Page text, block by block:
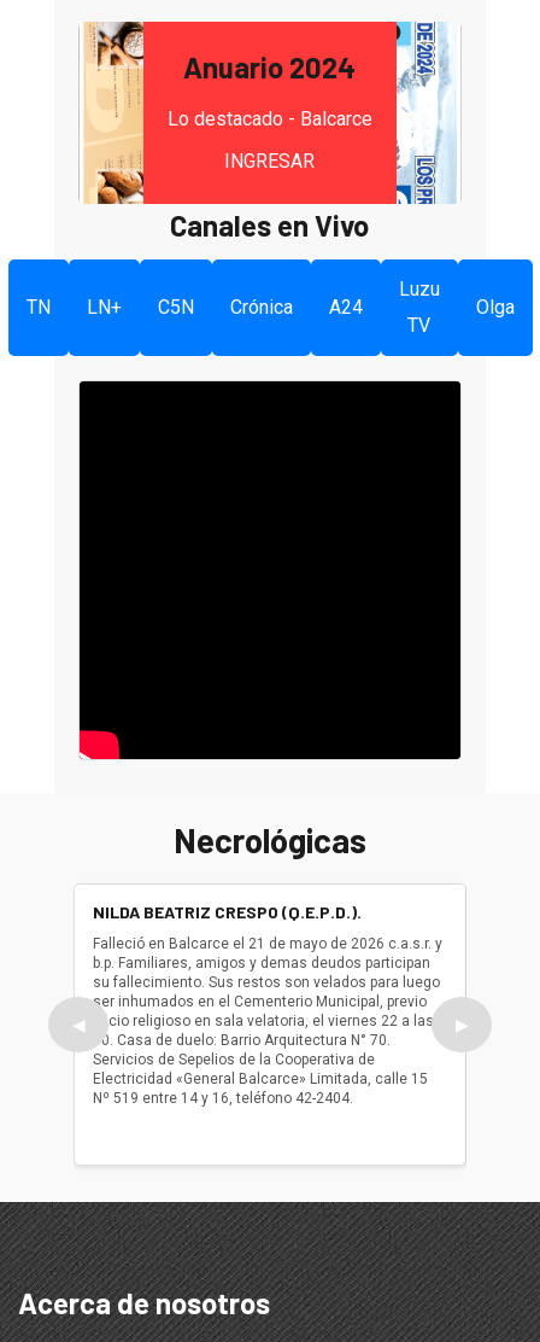
Anuario 2024
Lo destacado - Balcarce
INGRESAR
Canales en Vivo
TN LN+ C5N Crónica A24
Luzu
TV
Olga
Necrológicas
◀
NILDA BEATRIZ CRESPO (Q.E.P.D.).
Falleció en Balcarce el 21 de mayo de 2026 c.a.s.r. y
b.p. Familiares, amigos y demas deudos participan
su fallecimiento. Sus restos son velados para luego
ser inhumados en el Cementerio Municipal, previo
oficio religioso en sala velatoria, el viernes 22 a las
10. Casa de duelo: Barrio Arquitectura N° 70.
Servicios de Sepelios de la Cooperativa de
Electricidad «General Balcarce» Limitada, calle 15
Nº 519 entre 14 y 16, teléfono 42-2404.
ser
oficio
▶
Acerca de nosotros